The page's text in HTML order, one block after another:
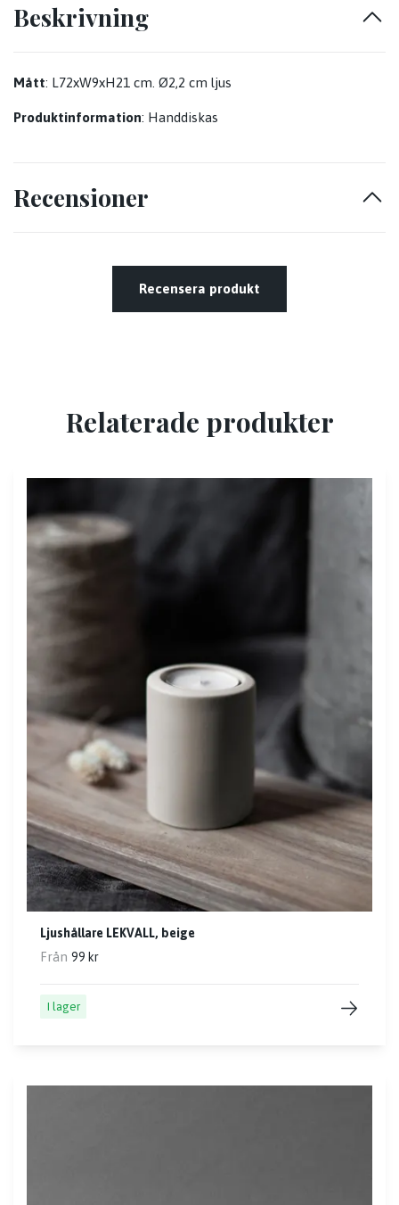
Beskrivning
Mått: L72xW9xH21 cm. Ø2,2 cm ljus
Produktinformation: Handdiskas
Recensioner
Recensera produkt
Relaterade produkter
Ljushållare LEKVALL, beige
Från 99 kr
I lager